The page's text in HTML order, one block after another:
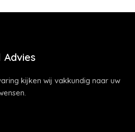
Advies
kijken wij vakkundig naar uw